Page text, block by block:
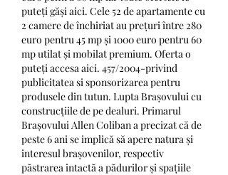
puteți găși aici. Cele 52 de apartamente cu
2 camere de închiriat au prețuri între 280
euro pentru 45 mp și 1000 euro pentru 60
mp utilat și mobilat premium. Oferta o
puteți accesa aici. 457/2004-privind
publicitatea si sponsorizarea pentru
produsele din tutun. Lupta Brașovului cu
construcțiile de pe dealuri. Primarul
Brașovului Allen Coliban a precizat că de
peste 6 ani se implică să apere natura și
interesul brașovenilor, respectiv
păstrarea intactă a pădurilor și spațiile